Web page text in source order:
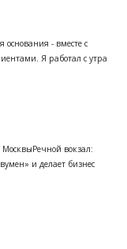
- вместе с
Я работал с утра
вокзал:
и делает бизнес